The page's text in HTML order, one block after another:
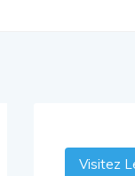
Visitez